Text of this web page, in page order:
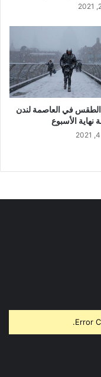
في العاصمة لندن
الأسبوع
Error